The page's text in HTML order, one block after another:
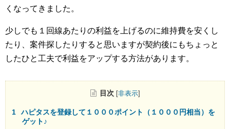
くなってきました。
少しでも１回線あたりの利益を上げるのに維持費を安くし
たり、案件探したりすると思いますが契約後にもちょっと
したひと工夫で利益をアップする方法があります。
目次 [非表示]
ハピタスを登録して１０００ポイント（１０００円相当）を
ゲット♪